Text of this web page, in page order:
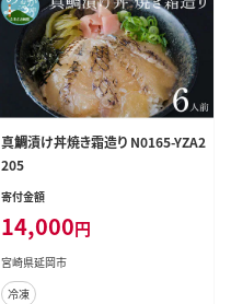
真鯛漬け丼焼き霜造り N0165-YZA2
205
寄付金額
14,000円
宮崎県延岡市
冷凍